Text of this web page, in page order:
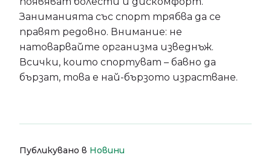
Заниманията със спорт трябва да се
правят редовно. Внимание: не
натоварвайте организма изведнъж.
Всички, които спортуват – бавно да
бързат, това е най-бързото израстване.
Публикувано в Новини